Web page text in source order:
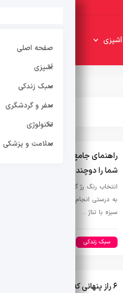
آشپزی
صفحه اصلی
آشپزی
سبک زندکی
سفر و گردشگری
تکنولوژی
سلامت و پزشکی
راهنمای جامع انتخاب رژ گونه
شما را دوچندان می‌کنند
انتخاب رنگ رژ گونه برای پوست سبزه یکی
به درستی انجام شود، می‌تواند زیبایی
سبزه با تناژ …
سبک زندکی
۶ راز پنهانی که آشپزخانه شما را کوچک‌تر از آنچه هست نشان می‌دهد